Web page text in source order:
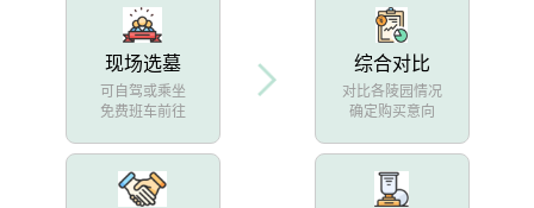
现场选墓
可自驾或乘坐
免费班车前往
综合对比
对比各陵园情况
确定购买意向